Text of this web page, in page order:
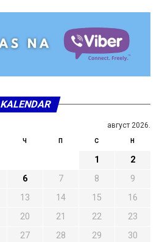
KALENDAR
август 2026.
Ч П С Н
1
2
6 7 8
9
13 14 15
16
20 21 22
23
27 28 29
30